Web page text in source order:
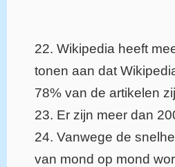
22. Wikipedia heeft
tonen aan dat
78% van de artikelen
23. Er zijn meer dan
24. Vanwege de
van mond op mond